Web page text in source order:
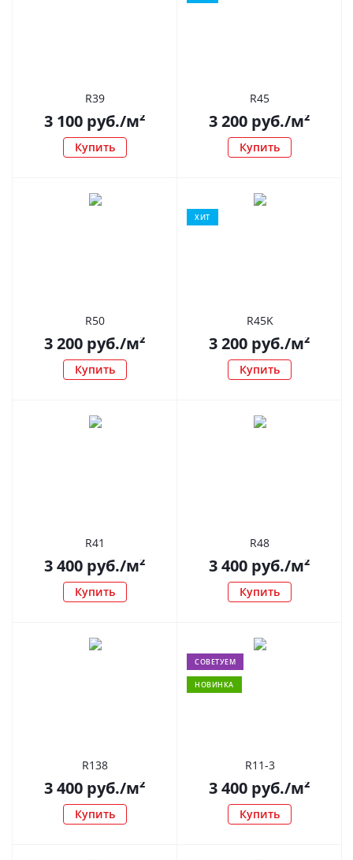
R39
3 100 руб./м²
Купить
R45
3 200 руб./м²
Купить
R50
3 200 руб./м²
Купить
ХИТ
R45K
3 200 руб./м²
Купить
R41
3 400 руб./м²
Купить
R48
3 400 руб./м²
Купить
R138
3 400 руб./м²
Купить
СОВЕТУЕМ
НОВИНКА
R11-3
3 400 руб./м²
Купить